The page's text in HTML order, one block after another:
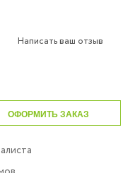
Написать ваш отзыв
ОФОРМИТЬ ЗАКАЗ